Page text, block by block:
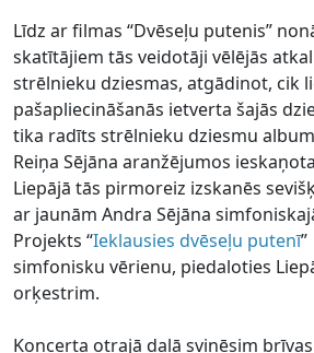
Līdz ar filmas “Dvēseļu putenis”
skatītājiem tās veidotāji vēlējās
strēlnieku dziesmas, atgādinot, cik
pašapliecināšanās ietverta šajās
tika radīts strēlnieku dziesmu
Reiņa Sējāna aranžējumos
Liepājā tās pirmoreiz izskanēs
ar jaunām Andra Sējāna
Projekts “Ieklausies dvēseļu putenī
simfonisku vērienu, piedaloties
orķestrim.
Koncerta otrajā daļā svinēsim